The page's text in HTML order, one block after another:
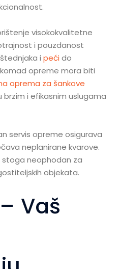
visokokvalitetne
i pouzdanost
štednjaka ipećido
komad opreme mora biti
oprema za šankove
brzim i efikasnim uslugama
servis opreme osigurava
neplanirane kvarove.
stoga neophodan za
objekata.
Vaš